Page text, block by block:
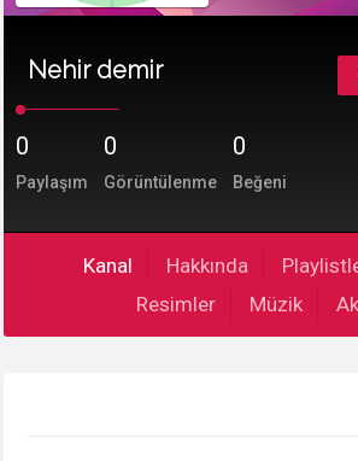
Nehir demir
0
Paylaşım
0
Görüntülenme
0
Beğeni
Kanal Hakkında
Resimler
Müzik